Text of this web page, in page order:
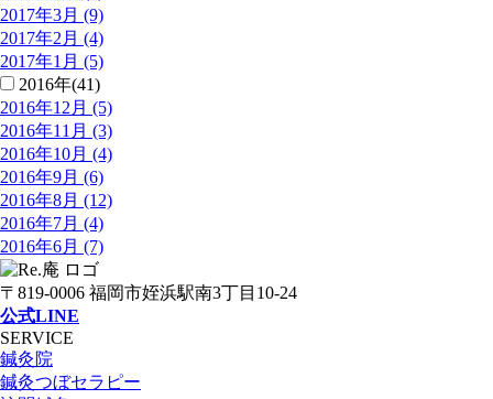
2017年3月 (9)
2017年2月 (4)
2017年1月 (5)
2016年(41)
2016年12月 (5)
2016年11月 (3)
2016年10月 (4)
2016年9月 (6)
2016年8月 (12)
2016年7月 (4)
2016年6月 (7)
〒819-0006 福岡市姪浜駅南3丁目10-24
公式LINE
SERVICE
鍼灸院
鍼灸つぼセラピー